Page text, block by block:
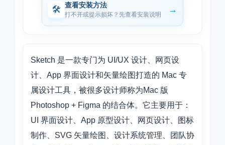
🛠 查看安装方法
打不开或提示损坏？先查看安装说明 →
Sketch 是一款专门为 UI/UX 设计、网页设
计、App 界面设计和矢量绘图打造的 Mac 专
属设计工具，被很多设计师称为Mac 版
Photoshop + Figma 的结合体。它主要用于：
UI 界面设计、App 原型设计、网页设计、图标
制作、SVG 矢量绘图、设计系统管理、团队协